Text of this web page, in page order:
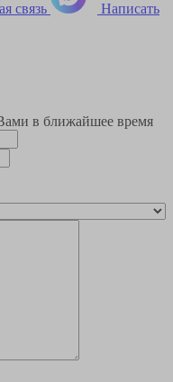
связь Написать
в ближайшее время